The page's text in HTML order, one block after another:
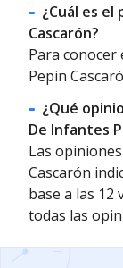
¿Cuál es el
Cascarón?
Para conocer
Pepin
¿Qué
De Infantes
Las
Cascarón
base a las 12
todas las